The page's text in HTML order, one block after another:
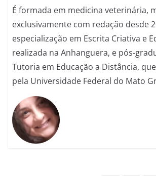
É formada em medicina veterinária,
exclusivamente com redação desde
especialização em Escrita Criativa e
realizada na Anhanguera, e pós-
Tutoria em Educação a Distância,
pela Universidade Federal do Mato